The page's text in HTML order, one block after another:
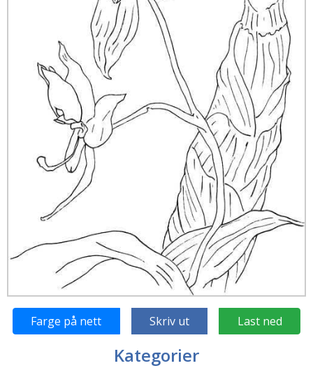
Farge på nett Skriv ut Last ned
Kategorier